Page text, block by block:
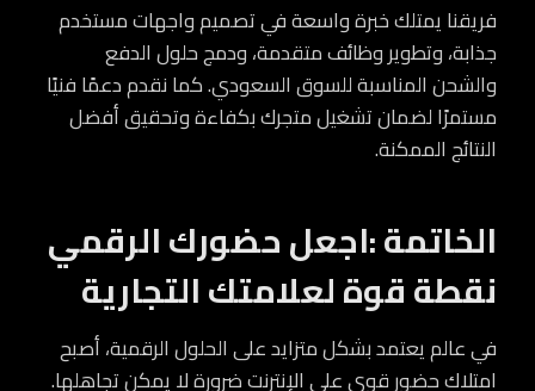
فريقنا يمتلك خبرة واسعة في تصميم واجهات مستخدم
جذابة، وتطوير وظائف متقدمة، ودمج حلول الدفع
والشحن المناسبة للسوق السعودي. كما نقدم دعمًا فنيًا
مستمرًا لضمان تشغيل متجرك بكفاءة وتحقيق أفضل
النتائج الممكنة.
الخاتمة :اجعل حضورك الرقمي
نقطة قوة لعلامتك التجارية
في عالم يعتمد بشكل متزايد على الحلول الرقمية، أصبح
امتلاك حضور قوي على الإنترنت ضرورة لا يمكن تجاهلها.